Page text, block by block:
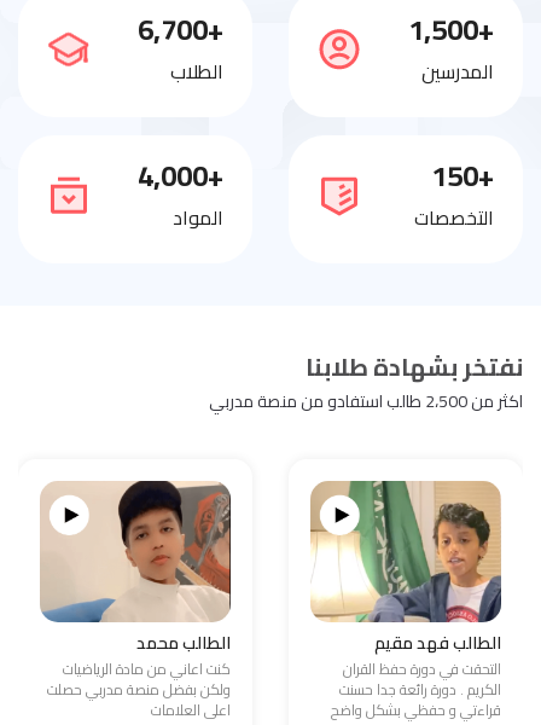
+1,500
المدرسين
+6,700
الطلاب
+150
التخصصات
+4,000
المواد
نفتخر بشهادة طلابنا
اكثر من 2،500 طالب استفادو من منصة مدربي
الطالب فهد مقيم
التحقت في دورة حفظ القران
الكريم . دورة رائعة جدا حسنت
قراءتي و حفظي بشكل واضح
الطالب محمد
كنت اعاني من مادة الرياضيات
ولكن بفضل منصة مدربي حصلت
اعلى العلامات